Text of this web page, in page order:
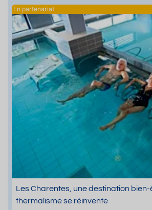
Les Charentes, une destination bien-
thermalisme se réinvente